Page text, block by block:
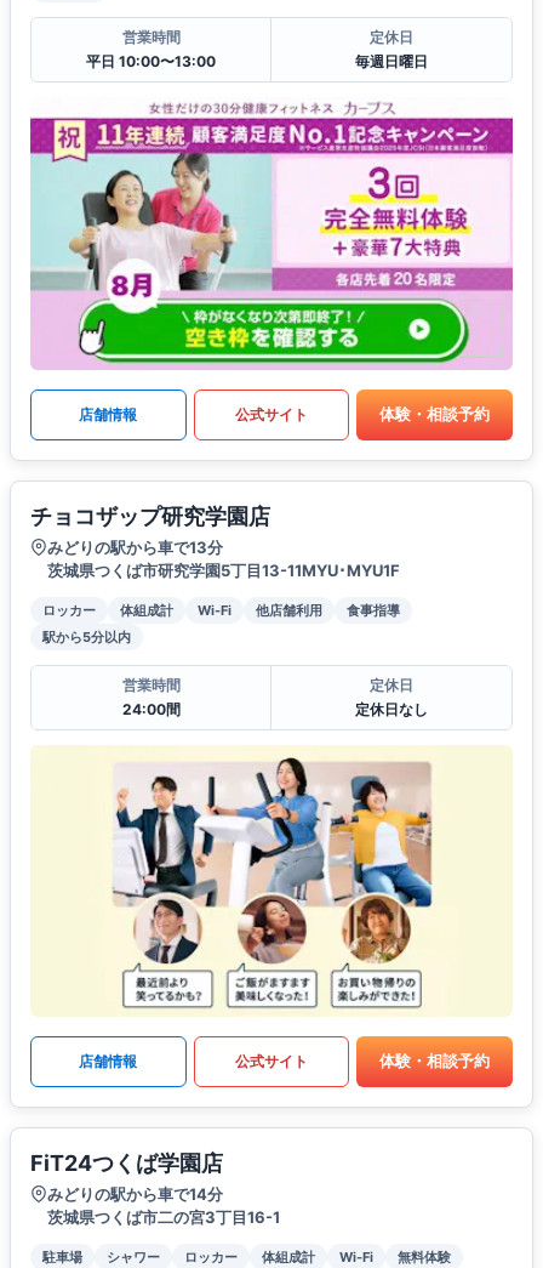
営業時間
平日 10:00〜13:00
定休日
毎週日曜日
店舗情報 公式サイト 体験・相談予約
チョコザップ研究学園店
みどりの駅から車で13分
茨城県つくば市研究学園5丁目13-11MYU･MYU1F
ロッカー 体組成計 Wi-Fi 他店舗利用
食事指導
駅から5分以内
営業時間
24:00間
定休日
定休日なし
店舗情報 公式サイト 体験・相談予約
FiT24つくば学園店
みどりの駅から車で14分
茨城県つくば市二の宮3丁目16-1
駐車場 シャワー ロッカー 体組成計 Wi-Fi 無料体験